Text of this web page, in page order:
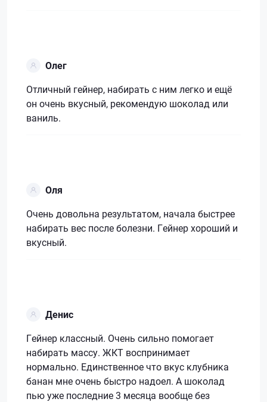
Олег
Отличный гейнер, набирать с ним легко и ещё
он очень вкусный, рекомендую шоколад или
ваниль.
Оля
Очень довольна результатом, начала быстрее
набирать вес после болезни. Гейнер хороший и
вкусный.
Денис
Гейнер классный. Очень сильно помогает
набирать массу. ЖКТ воспринимает
нормально. Единственное что вкус клубника
банан мне очень быстро надоел. А шоколад
пью уже последние 3 месяца вообще без